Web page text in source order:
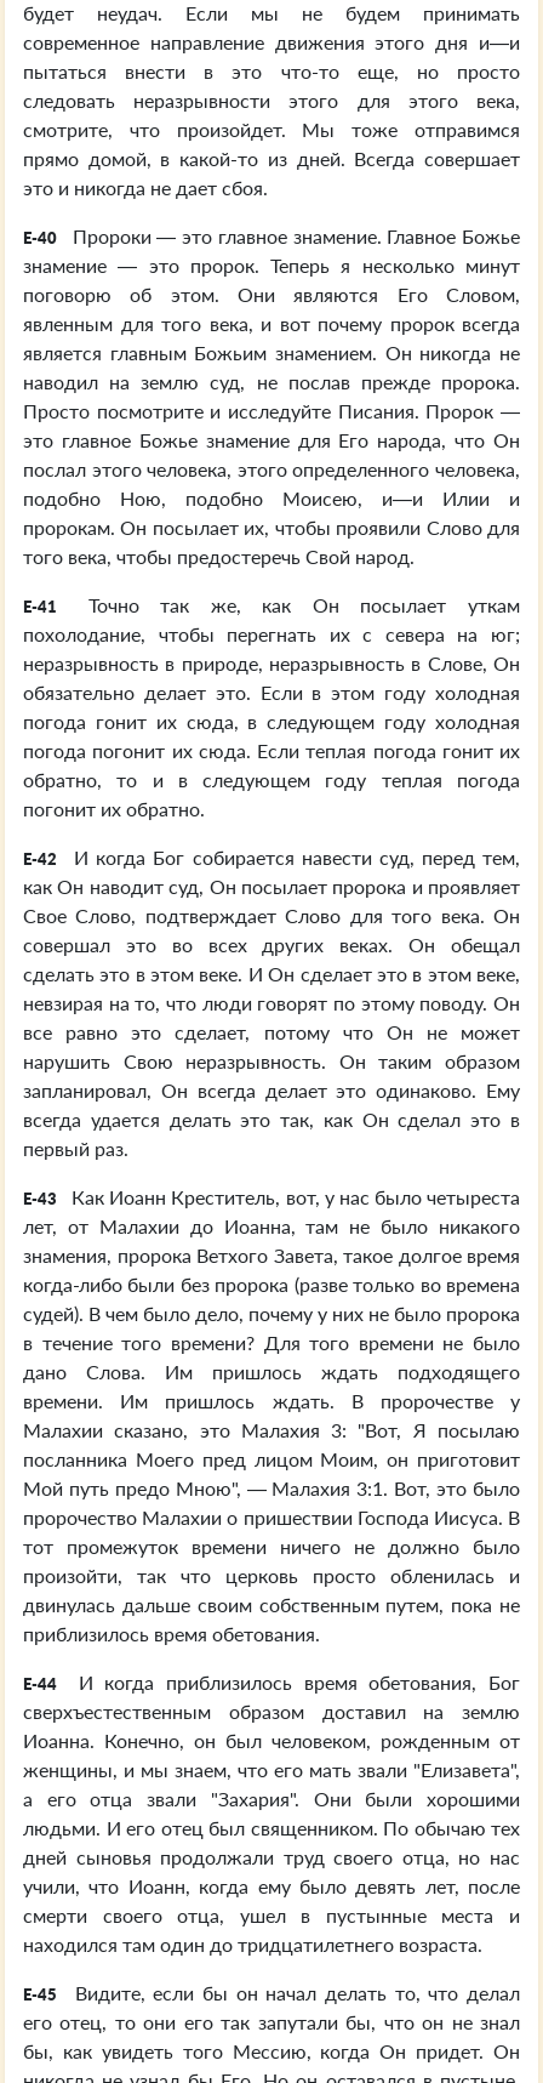
будет неудач. Если мы не будем принимать
современное направление движения этого дня и—и
пытаться внести в это что-то еще, но просто
следовать неразрывности этого для этого века,
смотрите, что произойдет. Мы тоже отправимся
прямо домой, в какой-то из дней. Всегда совершает
это и никогда не дает сбоя.
E-40
Пророки — это главное знамение. Главное Божье
знамение — это пророк. Теперь я несколько минут
поговорю об этом. Они являются Его Словом,
явленным для того века, и вот почему пророк всегда
является главным Божьим знамением. Он никогда не
наводил на землю суд, не послав прежде пророка.
Просто посмотрите и исследуйте Писания. Пророк —
это главное Божье знамение для Его народа, что Он
послал этого человека, этого определенного человека,
подобно Ною, подобно Моисею, и—и Илии и
пророкам. Он посылает их, чтобы проявили Слово для
того века, чтобы предостеречь Свой народ.
E-41
Точно так же, как Он посылает уткам
похолодание, чтобы перегнать их с севера на юг;
неразрывность в природе, неразрывность в Слове, Он
обязательно делает это. Если в этом году холодная
погода гонит их сюда, в следующем году холодная
погода погонит их сюда. Если теплая погода гонит их
обратно, то и в следующем году теплая погода
погонит их обратно.
E-42
И когда Бог собирается навести суд, перед тем,
как Он наводит суд, Он посылает пророка и проявляет
Свое Слово, подтверждает Слово для того века. Он
совершал это во всех других веках. Он обещал
сделать это в этом веке. И Он сделает это в этом веке,
невзирая на то, что люди говорят по этому поводу. Он
все равно это сделает, потому что Он не может
нарушить Свою неразрывность. Он таким образом
запланировал, Он всегда делает это одинаково. Ему
всегда удается делать это так, как Он сделал это в
первый раз.
E-43
Как Иоанн Креститель, вот, у нас было четыреста
лет, от Малахии до Иоанна, там не было никакого
знамения, пророка Ветхого Завета, такое долгое время
когда-либо были без пророка (разве только во времена
судей). В чем было дело, почему у них не было пророка
в течение того времени? Для того времени не было
дано Слова. Им пришлось ждать подходящего
времени. Им пришлось ждать. В пророчестве у
Малахии сказано, это Малахия 3: "Вот, Я посылаю
посланника Моего пред лицом Моим, он приготовит
Мой путь предо Мною", — Малахия 3:1. Вот, это было
пророчество Малахии о пришествии Господа Иисуса. В
тот промежуток времени ничего не должно было
произойти, так что церковь просто обленилась и
двинулась дальше своим собственным путем, пока не
приблизилось время обетования.
E-44
И когда приблизилось время обетования, Бог
сверхъестественным образом доставил на землю
Иоанна. Конечно, он был человеком, рожденным от
женщины, и мы знаем, что его мать звали "Елизавета",
а его отца звали "Захария". Они были хорошими
людьми. И его отец был священником. По обычаю тех
дней сыновья продолжали труд своего отца, но нас
учили, что Иоанн, когда ему было девять лет, после
смерти своего отца, ушел в пустынные места и
находился там один до тридцатилетнего возраста.
E-45
Видите, если бы он начал делать то, что делал
его отец, то они его так запутали бы, что он не знал
бы, как увидеть того Мессию, когда Он придет. Он